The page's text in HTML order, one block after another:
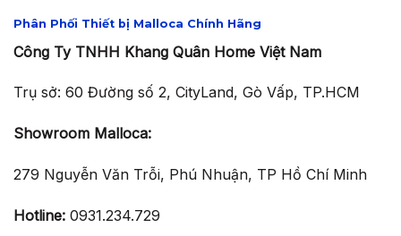
Phân Phối Thiết bị Malloca Chính Hãng
Công Ty TNHH Khang Quân Home Việt Nam
Trụ sở: 60 Đường số 2, CityLand, Gò Vấp, TP.HCM
Showroom Malloca:
279 Nguyễn Văn Trỗi, Phú Nhuận, TP Hồ Chí Minh
Hotline: 0931.234.729